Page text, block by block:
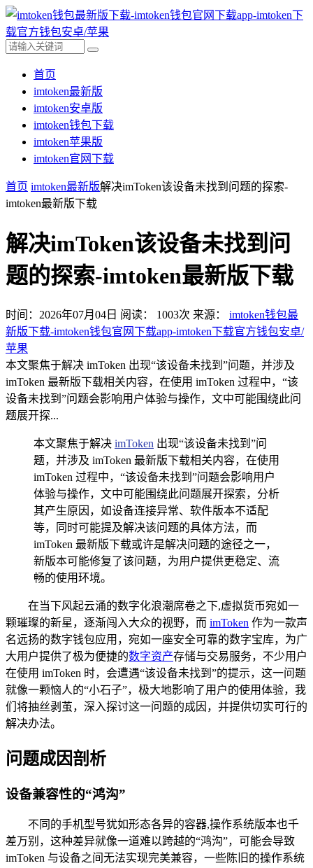
首页
imtoken最新版
imtoken安卓版
imtoken钱包下载
imtoken苹果版
imtoken官网下载
首页 imtoken最新版解决imToken该设备未找到问题的探索-
imtoken最新版下载
解决imToken该设备未找到问
题的探索-imtoken最新版下载
时间：2026年07月04日 阅读： 1003次 来源： imtoken钱包最
新版下载-imtoken钱包官网下载app-imtoken下载官方钱包安卓/
苹果
本文聚焦于解决 imToken 出现“该设备未找到”问题，并涉及
imToken 最新版下载相关内容，在使用 imToken 过程中，“该
设备未找到”问题会影响用户体验与操作，文中可能围绕此问
题展开探...
本文聚焦于解决 imToken 出现“该设备未找到”问
题，并涉及 imToken 最新版下载相关内容，在使用
imToken 过程中，“该设备未找到”问题会影响用户
体验与操作，文中可能围绕此问题展开探索，分析
其产生原因，如设备连接异常、软件版本不适配
等，同时可能提及解决该问题的具体方法，而
imToken 最新版下载或许是解决问题的途径之一，
新版本可能修复了该问题，为用户提供更稳定、流
畅的使用环境。
在当下风起云涌的数字化浪潮席卷之下,虚拟货币宛如一
颗璀璨的新星，逐渐闯入大众的视野，而 imToken 作为一款声
名远扬的数字钱包应用，宛如一座安全可靠的数字宝库，为广
大用户提供了极为便捷的数字资产存储与交易服务，不少用户
在使用 imToken 时，会遭遇“该设备未找到”的提示，这一问题
就像一颗恼人的“小石子”，极大地影响了用户的使用体验，我
们将抽丝剥茧，深入探讨这一问题的成因，并提供切实可行的
解决办法。
问题成因剖析
设备兼容性的“鸿沟”
不同的手机型号犹如形态各异的容器,操作系统版本也千
差万别，这种差异就像一道难以跨越的“鸿沟”，可能会导致
imToken 与设备之间无法实现完美兼容，一些陈旧的操作系统